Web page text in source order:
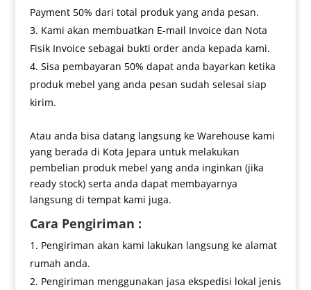
Payment 50% dari total produk yang anda pesan.
Kami akan membuatkan E-mail Invoice dan Nota
Fisik Invoice sebagai bukti order anda kepada kami.
Sisa pembayaran 50% dapat anda bayarkan ketika
produk mebel yang anda pesan sudah selesai siap
kirim.
Atau anda bisa datang langsung ke Warehouse kami
yang berada di Kota Jepara untuk melakukan
pembelian produk mebel yang anda inginkan (jika
ready stock) serta anda dapat membayarnya
langsung di tempat kami juga.
Cara Pengiriman :
Pengiriman akan kami lakukan langsung ke alamat
rumah anda.
Pengiriman menggunakan jasa ekspedisi lokal jenis